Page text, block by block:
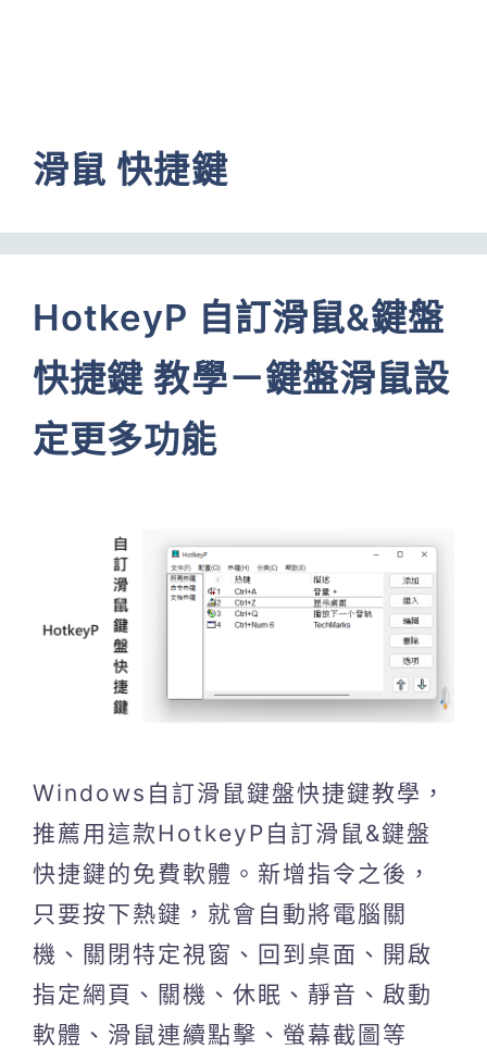
滑鼠 快捷鍵
HotkeyP 自訂滑鼠&鍵盤
快捷鍵 教學－鍵盤滑鼠設
定更多功能
Windows自訂滑鼠鍵盤快捷鍵教學，
推薦用這款HotkeyP自訂滑鼠&鍵盤
快捷鍵的免費軟體。新增指令之後，
只要按下熱鍵，就會自動將電腦關
機、關閉特定視窗、回到桌面、開啟
指定網頁、關機、休眠、靜音、啟動
軟體、滑鼠連續點擊、螢幕截圖等